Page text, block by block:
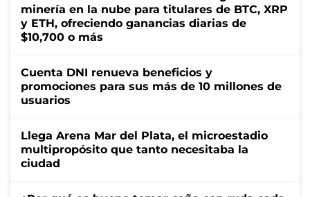
minería en la nube para titulares de BTC, XRP
y ETH, ofreciendo ganancias diarias de
$10,700 o más
Cuenta DNI renueva beneficios y
promociones para sus más de 10 millones de
usuarios
Llega Arena Mar del Plata, el microestadio
multipropósito que tanto necesitaba la
ciudad